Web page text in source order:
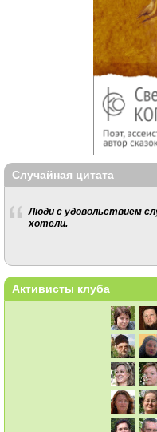
Случайная цитата
Люди с удовольствием
хотели.
Активисты клуба